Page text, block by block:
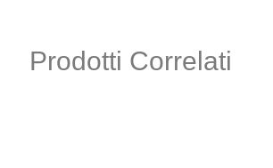
Prodotti Correlati